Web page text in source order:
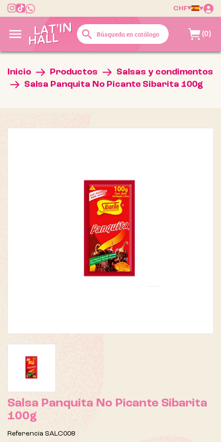
CHF
 search (0)
Inicio Productos
Salsas y condimentos
Salsa Panquita No Picante Sibarita 100g
Salsa Panquita No Picante Sibarita
100g
Referencia SALC008